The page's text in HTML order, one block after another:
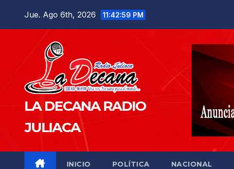
Jue. Ago 6th, 2026 11:43:00 PM
LA DECANA RADIO
JULIACA
INICIO POLÍTICA NACIONAL